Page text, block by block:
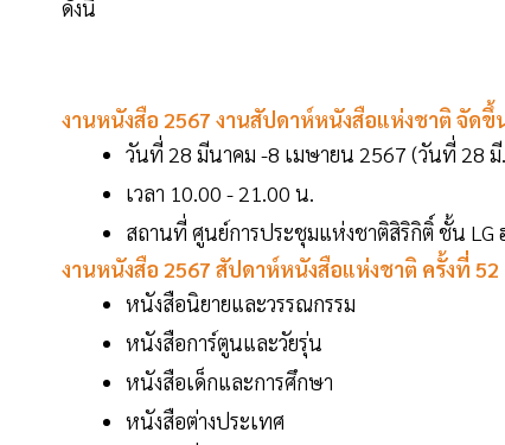
ดังนี้
งานหนังสือ 2567 งานสัปดาห์หนังสือแห่งชาติ จัดขึ้
วันที่ 28 มีนาคม -8 เมษายน 2567 (วันที่ 28 มี
เวลา 10.00 - 21.00 น.
สถานที่ ศูนย์การประชุมแห่งชาติสิริกิติ์ ชั้น LG
งานหนังสือ 2567 สัปดาห์หนังสือแห่งชาติ ครั้งที่
หนังสือนิยายและวรรณกรรม
หนังสือการ์ตูนและวัยรุ่น
หนังสือเด็กและการศึกษา
หนังสือต่างประเทศ